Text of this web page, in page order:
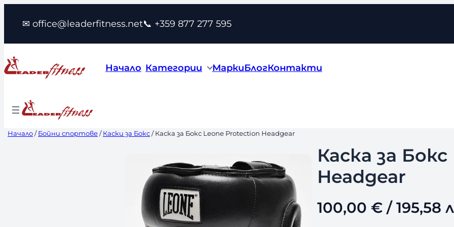
съдържанието
✉ office@leaderfitness.net📞 +359 877 277 595
Начало Категории МаркиБлогКонтакти
Начало/Бойни спортове/Каски за Бокс/ Каска за Бокс Leone Protection Headgear
Каска за
Headgear
100,00 €/ 195,58